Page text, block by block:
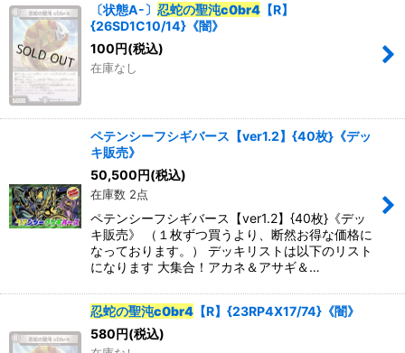
〔状態A-〕 忍蛇の聖沌c0br4 【R】
{26SD1C10/14}《闇》
100円(税込)
在庫なし
ペテンシーフシギバース【ver1.2】{40枚}《デッ
キ販売》
50,500円(税込)
在庫数 2点
ペテンシーフシギバース【ver1.2】{40枚}《デッ
キ販売》 （１枚ずつ買うより、断然お得な価格に
なっております。） デッキリストは以下のリスト
になります 大集合！アカネ＆アサギ＆…
忍蛇の聖沌c0br4 【R】{23RP4X17/74}《闇》
580円(税込)